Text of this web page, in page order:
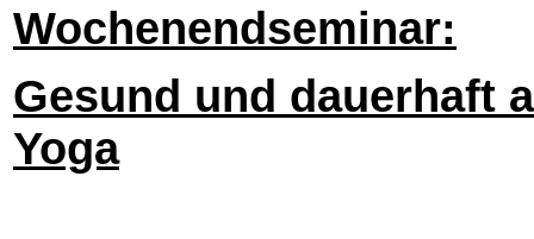
Wochenendseminar:
Gesund und dauerhaft
Yoga